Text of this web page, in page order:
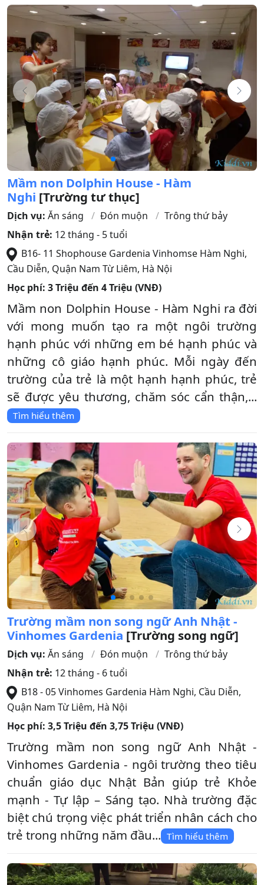
Mầm non Dolphin House - Hàm
Nghi [Trường tư thục]
Dịch vụ: Ăn sáng Đón muộn
Trông thứ bảy
Nhận trẻ: 12 tháng - 5 tuổi
B16- 11 Shophouse Gardenia Vinhomse Hàm Nghi,
Cầu Diễn, Quận Nam Từ Liêm, Hà Nội
Học phí: 3 Triệu đến 4 Triệu (VNĐ)
Mầm non Dolphin House - Hàm Nghi ra đời
với mong muốn tạo ra một ngôi trường
hạnh phúc với những em bé hạnh phúc và
những cô giáo hạnh phúc. Mỗi ngày đến
trường của trẻ là một hạnh hạnh phúc, trẻ
sẽ được yêu thương, chăm sóc cẩn thận,...
Tìm hiểu thêm
Trường mầm non song ngữ Anh Nhật -
Vinhomes Gardenia [Trường song ngữ]
Dịch vụ: Ăn sáng Đón muộn
Trông thứ bảy
Nhận trẻ: 12 tháng - 6 tuổi
B18 - 05 Vinhomes Gardenia Hàm Nghi, Cầu Diễn,
Quận Nam Từ Liêm, Hà Nội
Học phí: 3,5 Triệu đến 3,75 Triệu (VNĐ)
Trường mầm non song ngữ Anh Nhật -
Vinhomes Gardenia - ngôi trường theo tiêu
chuẩn giáo dục Nhật Bản giúp trẻ Khỏe
mạnh - Tự lập – Sáng tạo. Nhà trường đặc
biệt chú trọng việc phát triển nhân cách cho
trẻ trong những năm đầu... Tìm hiểu thêm